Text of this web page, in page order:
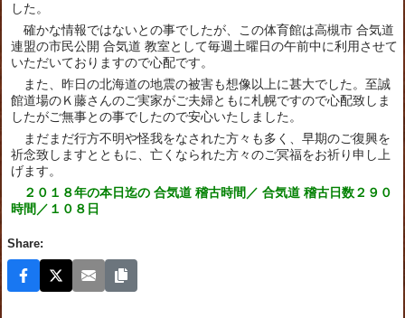
した。
確かな情報ではないとの事でしたが、この体育館は高槻市 合気道
連盟の市民公開 合気道 教室として毎週土曜日の午前中に利用させて
いただいておりますので心配です。
また、昨日の北海道の地震の被害も想像以上に甚大でした。至誠
館道場のＫ藤さんのご実家がご夫婦ともに札幌ですので心配致しま
したがご無事との事でしたので安心いたしました。
まだまだ行方不明や怪我をなされた方々も多く、早期のご復興を
祈念致しますとともに、亡くなられた方々のご冥福をお祈り申し上
げます。
２０１８年の本日迄の 合気道 稽古時間／ 合気道 稽古日数２９０
時間／１０８日
Share: